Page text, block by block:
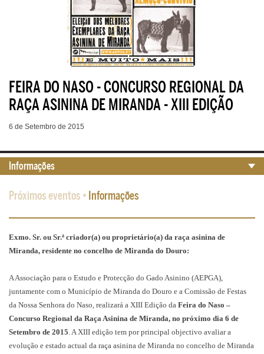
FEIRA DO NASO - CONCURSO REGIONAL DA
RAÇA ASININA DE MIRANDA - XIII EDIÇÃO
6 de Setembro de 2015
Próximos eventos • Informações
Exmo. Sr. ou Sr.ª criador(a) ou proprietário(a) da raça asinina de
Miranda, residente no concelho de Miranda do Douro:
A Associação para o Estudo e Protecção do Gado Asinino (AEPGA),
juntamente com o Município de Miranda do Douro e a Comissão de Festas
da Nossa Senhora do Naso, realizará a XIII Edição da Feira do Naso –
Concurso Regional da Raça Asinina de Miranda, no próximo dia 6 de
Setembro de 2015. A XIII edição tem por principal objectivo avaliar a
evolução e estado actual da raça asinina de Miranda no concelho de Miranda
Informações